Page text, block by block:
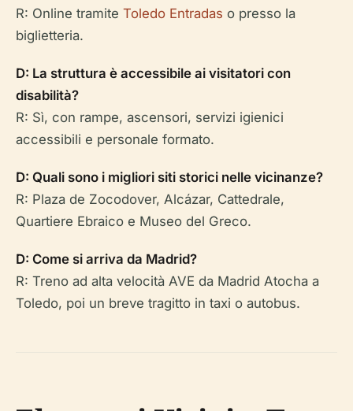
R: Online tramite Toledo Entradas o presso la
biglietteria.
D: La struttura è accessibile ai visitatori con
disabilità?
R: Sì, con rampe, ascensori, servizi igienici
accessibili e personale formato.
D: Quali sono i migliori siti storici nelle vicinanze?
R: Plaza de Zocodover, Alcázar, Cattedrale,
Quartiere Ebraico e Museo del Greco.
D: Come si arriva da Madrid?
R: Treno ad alta velocità AVE da Madrid Atocha a
Toledo, poi un breve tragitto in taxi o autobus.